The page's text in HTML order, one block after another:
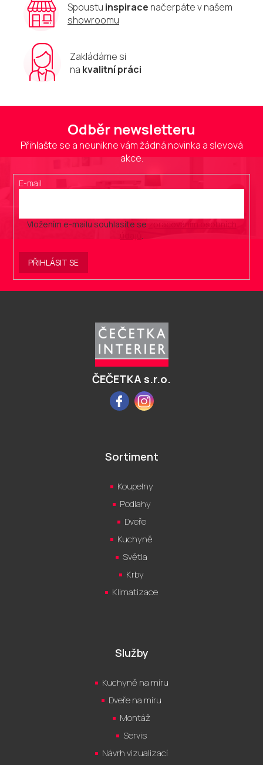
Spoustu inspirace načerpáte v našem
showroomu
Zakládáme si
na kvalitní práci
Odběr newsletteru
Přihlašte se a neunikne vám žádná novinka a slevová
akce.
E-mail
Vložením e-mailu souhlasíte se zpracováním osobních
.
PŘIHLÁSIT SE
ČEČETKA s.r.o.
FacebookInstagram
Sortiment
Koupelny
Podlahy
Dveře
Kuchyně
Světla
Krby
Klimatizace
Služby
Kuchyně na míru
Dveře na míru
Montáž
Servis
Návrh vizualizací